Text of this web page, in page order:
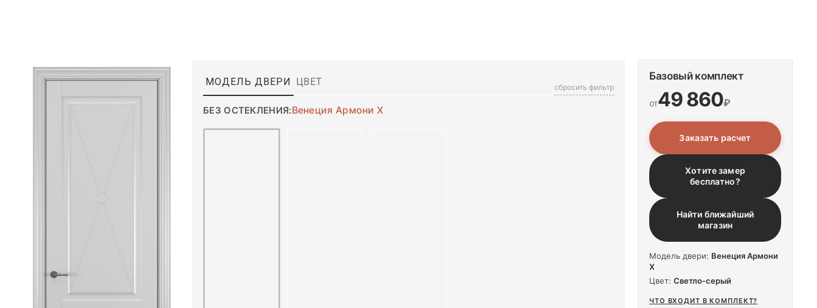
МОДЕЛЬ ДВЕРИ ЦВЕТ сбросить фильтр
БЕЗ ОСТЕКЛЕНИЯ:Венеция Армони X
Базовый комплект
от49 860₽
Заказать расчет
Хотите замер
бесплатно?
Найти ближайший
магазин
Модель двери: Венеция Армони
X
Цвет: Светло-серый
ЧТО ВХОДИТ В КОМПЛЕКТ?